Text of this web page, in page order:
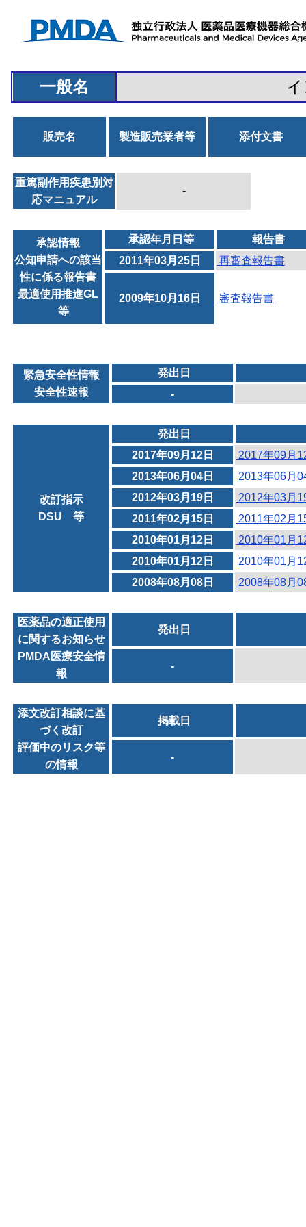
一般名
販売名 製造販売業者等 添付文書
重篤副作用疾患別対
応マニュアル
-
承認情報
公知申請への該当
性に係る報告書
最適使用推進GL
等
承認年月日等
報告書
2011年03月25日
再審査報告書
2009年10月16日 審査報告書
緊急安全性情報
安全性速報
発出日
-
改訂指示
DSU 等
発出日
2017年09月12日
2017年09月
2013年06月04日
2013年06月
2012年03月19日
2012年03月
2011年02月15日
2011年02月
2010年01月12日
2010年01月
2010年01月12日
2010年01月
2008年08月08日
2008年08月
医薬品の適正使用
に関するお知らせ
PMDA医療安全情
報
発出日
-
添文改訂相談に基
づく改訂
評価中のリスク等
の情報
掲載日
-